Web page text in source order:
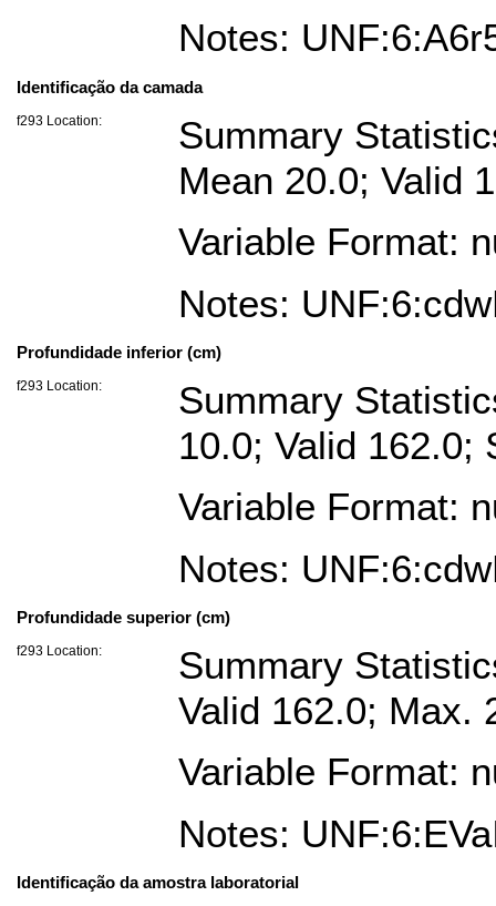
Notes:
Identificação da camada
f293 Location:
Summary
Mean 20.0; Valid
Variable Format:
Notes:
Profundidade inferior (cm)
f293 Location:
Summary
10.0; Valid 162.0;
Variable Format:
Notes:
Profundidade superior (cm)
f293 Location:
Summary
Valid 162.0; Max.
Variable Format:
Notes:
Identificação da amostra laboratorial